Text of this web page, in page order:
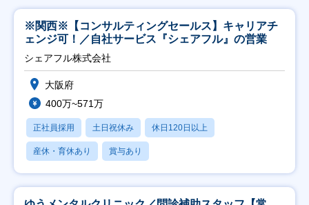
※関西※【コンサルティングセールス】キャリアチ
ェンジ可！／自社サービス『シェアフル』の営業
シェアフル株式会社
大阪府
400万~571万
正社員採用 土日祝休み 休日120日以上
産休・育休あり 賞与あり